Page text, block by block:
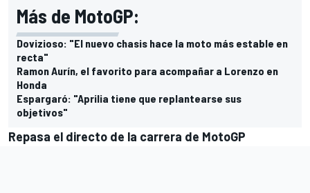
Más de MotoGP:
Dovizioso: "El nuevo chasis hace la moto más estable en
recta"
Ramon Aurín, el favorito para acompañar a Lorenzo en
Honda
Espargaró: "Aprilia tiene que replantearse sus
objetivos"
Repasa el directo de la carrera de MotoGP